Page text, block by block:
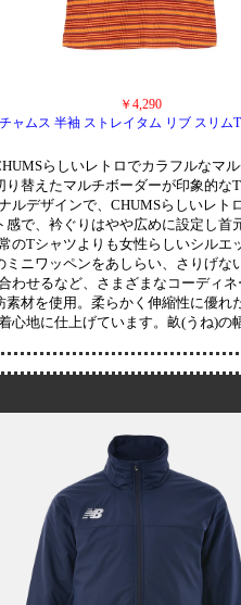
￥4,290
チャムス 半袖 ストレイタム リブ スリム
らしいレトロでカラフルなマ
替えたマルチボーダーが印象的な
ルデザインで、CHUMSらしいレト
で、衿ぐりはやや広めに設定し首
のTシャツよりも女性らしいシルエ
ニワッペンをあしらい、さりげな
わせるなど、さまざまなコーディネ
材を使用。柔らかく伸縮性に優れ
心地に仕上げています。畝(うね)の